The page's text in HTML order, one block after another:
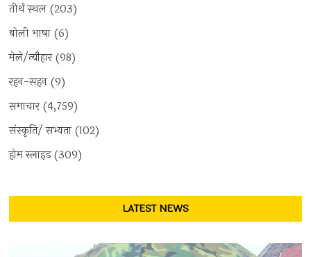
तीर्थ स्थल (203)
बोली भाषा (6)
मेले/त्यौहार(98)
रहन-सहन (9)
समाचार(4,759)
संस्कृति/ सभ्यता (102)
होम स्लाइड(309)
LATEST NEWS